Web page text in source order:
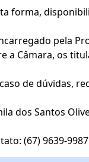
forma,
pela
a Câmara, os
de dúvidas,
dos Santos
(67) 9639-